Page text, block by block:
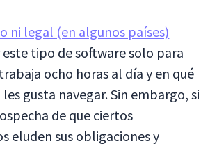
ni legal (en algunos países)
tipo de software solo para
ocho horas al día y en qué
gusta navegar. Sin embargo, si
de que ciertos
eluden sus obligaciones y